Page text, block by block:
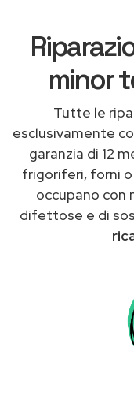
minor
Tutte le
esclusivamente
garanzia di 12
frigoriferi, forni
occupano con
difettose e di